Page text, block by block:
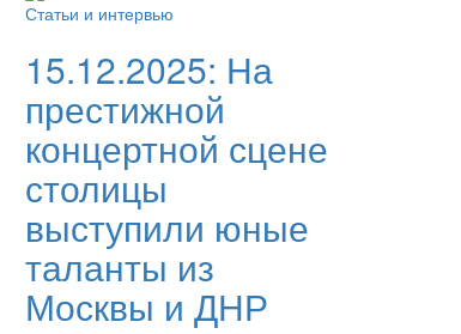
Статьи и интервью
15.12.2025: На
престижной
концертной сцене
столицы
выступили юные
таланты из
Москвы и ДНР